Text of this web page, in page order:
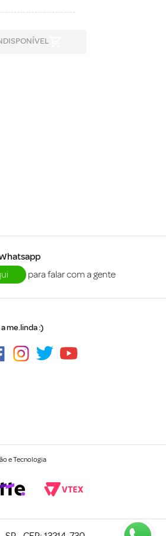
para falar com a gente
a me.linda :)
e Tecnologia